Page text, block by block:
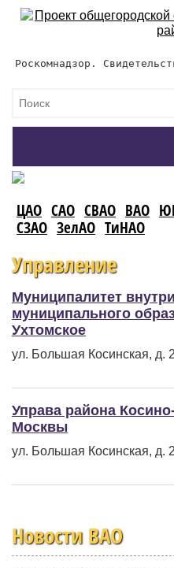
Роскомнадзор.
ЦАО САО СВАО ВАО
СЗАО ЗелАО ТиНАО
Управление
Муниципалитет
муниципального
Ухтомское
ул. Большая Косинская, д.
Управа района
Москвы
ул. Большая Косинская, д.
Новости ВАО